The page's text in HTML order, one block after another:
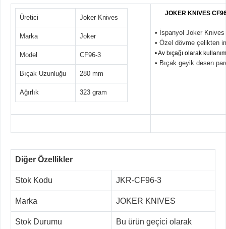
Üretici Joker Knives
Marka Joker
Model CF96-3
Bıçak Uzunluğu 280 mm
Ağırlık 323 gram
JOKER KNIVES
• İspanyol Joker
• Özel dövme çelikten
• Av bıçağı olarak
• Bıçak geyik desen
Diğer Özellikler
Stok Kodu JKR-CF96-3
Marka JOKER KNIVES
Stok Durumu
Bu ürün geçici olarak